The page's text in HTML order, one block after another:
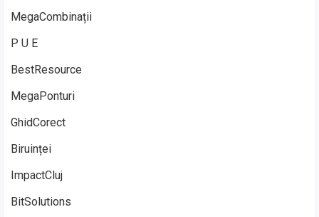
MegaCombinații
P U E
BestResource
MegaPonturi
GhidCorect
Biruinței
ImpactCluj
BitSolutions